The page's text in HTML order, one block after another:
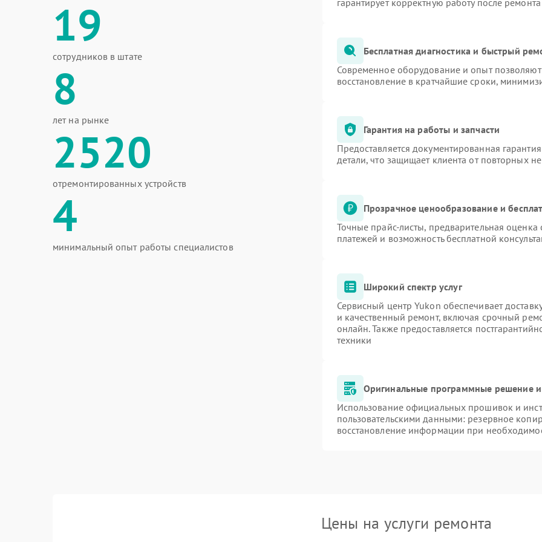
19
сотрудников в штате
8
лет на рынке
2520
отремонтированных устройств
4
минимальный опыт работы специалистов
гарантирует корректную работу после
Бесплатная диагностика и быстрый
Современное оборудование и опыт позволяют
восстановление в кратчайшие сроки,
Гарантия на работы и запчасти
Предоставляется документированная
детали, что защищает клиента от повторных
Прозрачное ценообразование и
Точные прайс-листы, предварительная оценка
платежей и возможность бесплатной
Широкий спектр услуг
Сервисный центр Yukon обеспечивает
и качественный ремонт, включая срочный
онлайн. Также предоставляется
техники
Оригинальные программные решение
Использование официальных прошивок и
пользовательскими данными: резервное
восстановление информации при
Цены на услуги ремонта